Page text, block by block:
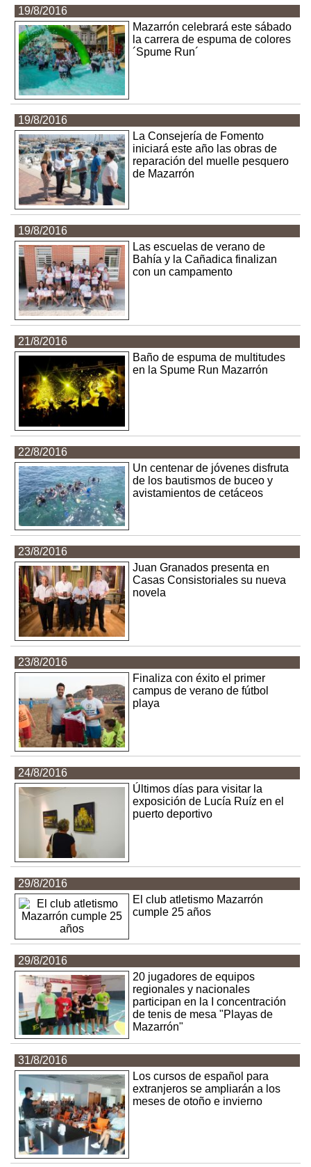
19/8/2016
Mazarrón celebrará este sábado
la carrera de espuma de colores
´Spume Run´
19/8/2016
La Consejería de Fomento
iniciará este año las obras de
reparación del muelle pesquero
de Mazarrón
19/8/2016
Las escuelas de verano de
Bahía y la Cañadica finalizan
con un campamento
21/8/2016
Baño de espuma de multitudes
en la Spume Run Mazarrón
22/8/2016
Un centenar de jóvenes disfruta
de los bautismos de buceo y
avistamientos de cetáceos
23/8/2016
Juan Granados presenta en
Casas Consistoriales su nueva
novela
23/8/2016
Finaliza con éxito el primer
campus de verano de fútbol
playa
24/8/2016
Últimos días para visitar la
exposición de Lucía Ruíz en el
puerto deportivo
29/8/2016
El club atletismo Mazarrón
cumple 25 años
29/8/2016
20 jugadores de equipos
regionales y nacionales
participan en la I concentración
de tenis de mesa "Playas de
Mazarrón"
31/8/2016
Los cursos de español para
extranjeros se ampliarán a los
meses de otoño e invierno